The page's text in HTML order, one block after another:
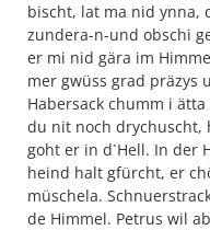
bischt, lat ma nid ynna,
zundera-n-und obschi
er mi nid gära im
mer gwüss grad präzys
Habersack chumm i
du nit noch drychuscht,
goht er in d`Hell. In der
heind halt gfürcht, er
müschela.
de Himmel. Petrus wil